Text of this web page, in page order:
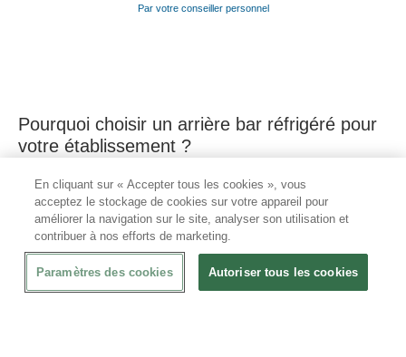
Par votre conseiller personnel
Pourquoi choisir un arrière bar réfrigéré pour
votre établissement ?
L'arrièrebar réfrigéréest un équipement incontournable pour
tout professionnel CHR souhaitant maintenir ses boissons à
température idéale tout en optimisant son espace de travail. Ce
type de matériel offre un gain de place considérable tout en
assurant un accès rapide aux produits pendant le service.
En cliquant sur « Accepter tous les cookies », vous
acceptez le stockage de cookies sur votre appareil pour
améliorer la navigation sur le site, analyser son utilisation et
contribuer à nos efforts de marketing.
Paramètres des cookies Autoriser tous les cookies